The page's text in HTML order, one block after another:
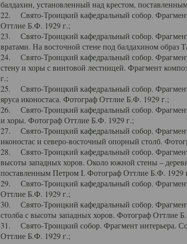
балдахин, установленный над крестом,
22. Свято-Троицкий кафедральный собор. Фрагмент
Оттлие Б.Ф. 1929 г.;
23. Свято-Троицкий кафедральный собор.
вратами. На восточной стене под балдахином
24. Свято-Троицкий кафедральный собор.
стену и хоры с винтовой лестницей. Фрагмент
г.;
25. Свято-Троицкий кафедральный собор.
яруса иконостаса. Фотограф Оттлие Б.Ф. 1929 г.;
26. Свято-Троицкий кафедральный собор.
и хоры. Фотограф Оттлие Б.Ф. 1929 г.;
27. Свято-Троицкий кафедральный собор.
иконостас и северо-восточный опорный столб.
28. Свято-Троицкий кафедральный собор.
высоты западных хоров. Около южной стены –
поставленным Петром I. Фотограф Оттлие Б.Ф. 1929
29. Свято-Троицкий кафедральный собор.
Оттлие Б.Ф. 1929 г.;
30. Свято-Троицкий кафедральный собор.
столба с высоты западных хоров. Фотограф Оттлие
31. Свято-Троицкий собор. Фрагмент интерьера.
Оттлие Б.Ф. 1929 г.;